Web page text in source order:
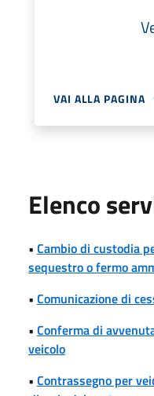
VAI ALLA PAGINA
Elenco
• Cambio di custodia
sequestro o fermo
• Comunicazione di
• Conferma di
veicolo
• Contrassegno per